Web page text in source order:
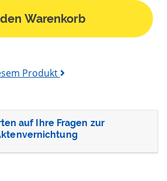
Warenkorb
Produkt
auf Ihre Fragen zur